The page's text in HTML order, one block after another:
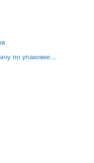
по упаковке...